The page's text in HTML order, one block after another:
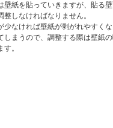
壁紙を貼っていきますが、貼る
整しなければなりません。
少なければ壁紙が剥がれやすく
しまうので、調整する際は壁紙
す。